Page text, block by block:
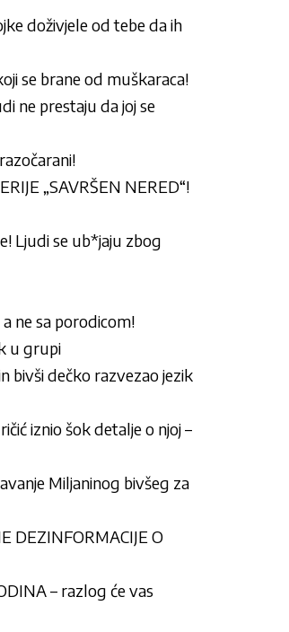
doživjele od tebe da ih
se brane od muškaraca!
ne prestaju da joj se
„SAVRŠEN NERED“!
Ljudi se ub*jaju zbog
ne sa porodicom!
u grupi
bivši dečko razvezao jezik
iznio šok detalje o njoj –
Miljaninog bivšeg za
DEZINFORMACIJE O
– razlog će vas